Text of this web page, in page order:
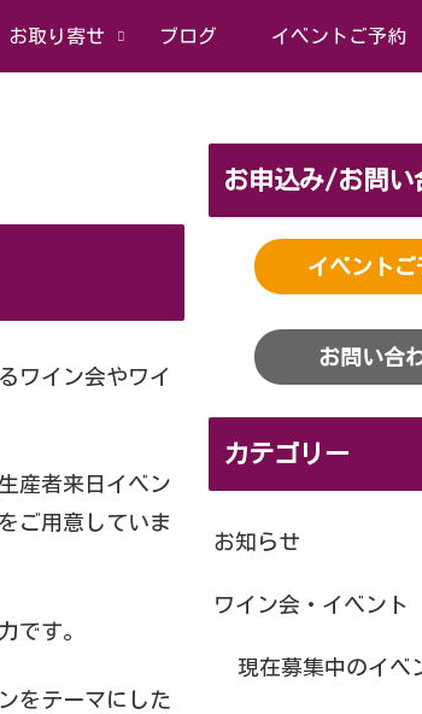
お取り寄せ ブログ イベントご予約
ワイン会やワイ
産者来日イベン
ご用意していま
です。
をテーマにした
お申込み/お問い
イベントご
お問い合
カテゴリー
お知らせ
ワイン会・イベント
現在募集中のイベ